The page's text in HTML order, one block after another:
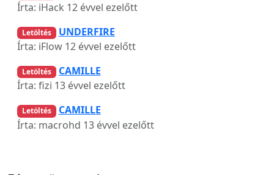
Írta: iHack 12 évvel ezelőtt
Letöltés
UNDERFIRE
Írta: iFlow 12 évvel ezelőtt
Letöltés
CAMILLE
Írta: fizi 13 évvel ezelőtt
Letöltés
CAMILLE
Írta: macrohd 13 évvel ezelőtt